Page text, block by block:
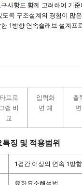
사항도 함께 고려하여 기
도록 구조설계의 경험이 많
1방향 연속슬래브 설계프
타프로
램 비
교
입력화
면 예
출
징 및 적용범위
1경간 이상의 연속 1방
유한요소해석법